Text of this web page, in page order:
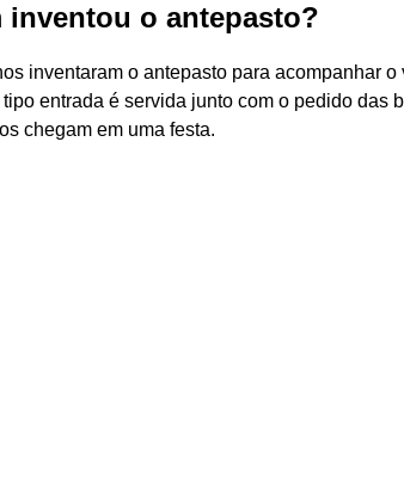
inventou o antepasto?
inventaram o antepasto para acompanhar
entrada é servida junto com o pedido das
chegam em uma festa.